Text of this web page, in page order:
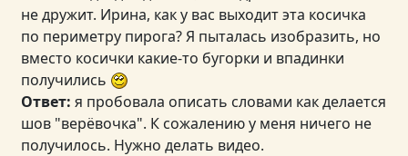
не дружит. Ирина, как у вас выходит эта косичка
по периметру пирога? Я пыталась изобразить, но
вместо косички какие-то бугорки и впадинки
получились
Ответ: я пробовала описать словами как делается
шов "верёвочка". К сожалению у меня ничего не
получилось. Нужно делать видео.